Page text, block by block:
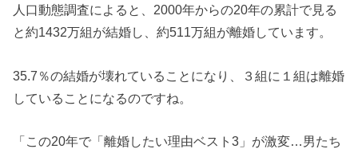
人口動態調査によると、2000年からの20年の累計で見る
と約1432万組が結婚し、約511万組が離婚しています。
35.7％の結婚が壊れていることになり、３組に１組は離婚
していることになるのですね。
「この20年で「離婚したい理由ベスト3」が激変…男たち